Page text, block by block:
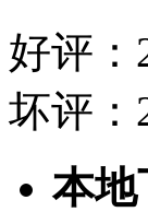
好评：
坏评：
本地